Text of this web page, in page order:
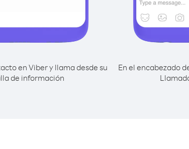
en Viber y llama desde su
de información
En el encabezado